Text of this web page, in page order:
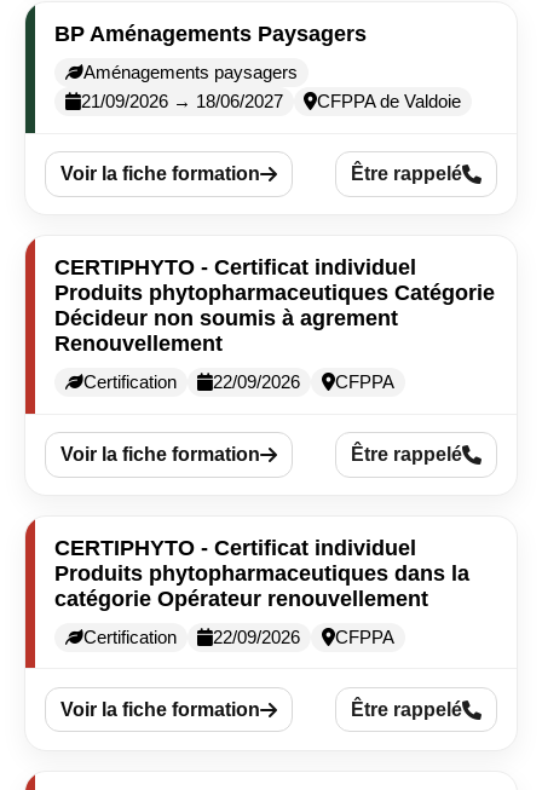
BP Aménagements Paysagers
Aménagements paysagers
21/09/2026 → 18/06/2027
CFPPA de Valdoie
Voir la fiche formation Être rappelé
CERTIPHYTO - Certificat individuel
Produits phytopharmaceutiques Catégorie
Décideur non soumis à agrement
Renouvellement
Certification 22/09/2026 CFPPA
Voir la fiche formation Être rappelé
CERTIPHYTO - Certificat individuel
Produits phytopharmaceutiques dans la
catégorie Opérateur renouvellement
Certification 22/09/2026 CFPPA
Voir la fiche formation Être rappelé